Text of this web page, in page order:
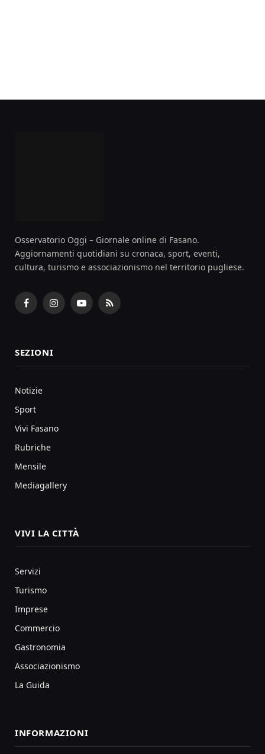
Osservatorio Oggi – Giornale online di Fasano.
Aggiornamenti quotidiani su cronaca, sport, eventi,
cultura, turismo e associazionismo nel territorio pugliese.
FacebookInstagramYouTubeRSS
SEZIONI
Notizie
Sport
Vivi Fasano
Rubriche
Mensile
Mediagallery
VIVI LA CITTÀ
Servizi
Turismo
Imprese
Commercio
Gastronomia
Associazionismo
La Guida
INFORMAZIONI